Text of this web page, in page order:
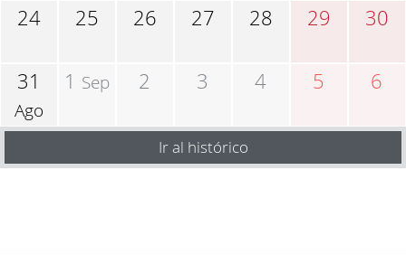
24 25 26 27 28 29 30
31
Ago
1 Sep 2 3 4 5 6
Ir al histórico